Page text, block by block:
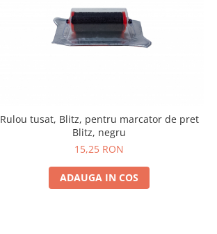
Rulou tusat, Blitz, pentru marcator de pret
Blitz, negru
15,25 RON
ADAUGA IN COS